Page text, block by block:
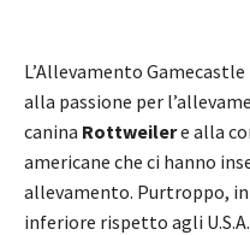
L’Allevamento
alla passione per
canina Rottweilere alla
americane che ci hanno
allevamento. Purtroppo,
inferiore rispetto agli